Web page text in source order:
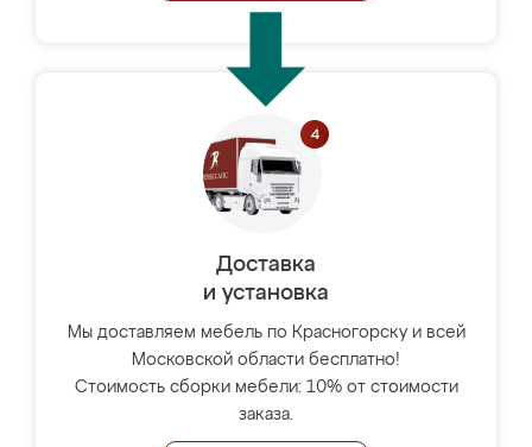
Доставка
и установка
Мы доставляем мебель по Красногорску и всей
Московской области бесплатно!
Стоимость сборки мебели: 10% от стоимости
заказа.